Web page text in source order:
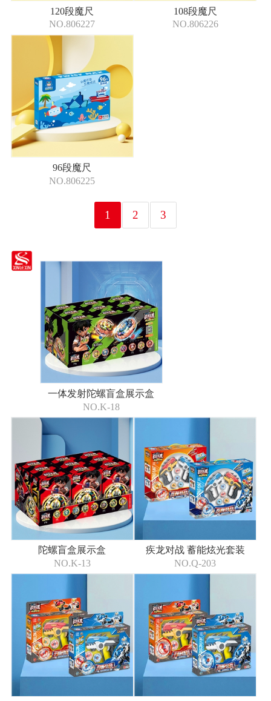
120段魔尺
NO.806227
108段魔尺
NO.806226
96段魔尺
NO.806225
1 2 3
一体发射陀螺盲盒展示盒
NO.K-18
陀螺盲盒展示盒
NO.K-13
疾龙对战 蓄能炫光套装
NO.Q-203